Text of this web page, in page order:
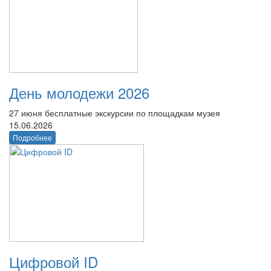
День молодежи 2026
27 июня бесплатные экскурсии по площадкам музея
15.06.2026
Подробнее
Цифровой ID